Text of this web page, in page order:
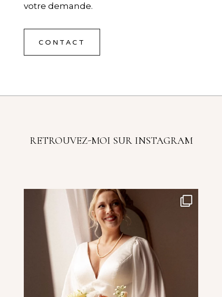
votre demande.
CONTACT
RETROUVEZ-MOI SUR INSTAGRAM